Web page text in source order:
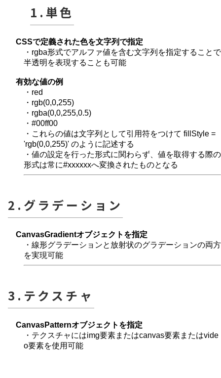
1.単色
CSSで定義された色を文字列で指定
・rgba形式でアルファ値を含む文字列を指定することで
半透明を表現することも可能
有効な値の例
・red
・rgb(0,0,255)
・rgba(0,0,255,0.5)
・#00ff00
・これらの値は文字列として引用符をつけて fillStyle =
'rgb(0,0,255)' のように記述する
・値の設定を行った形式に関わらず、値を取得する際の
形式は常に#xxxxxxへ変換されたものとなる
2.グラデーション
CanvasGradientオブジェクトを指定
・線形グラデーションと放射状のグラデーションの両方
を実現可能
3.テクスチャ
CanvasPatternオブジェクトを指定
・テクスチャにはimg要素またはcanvas要素またはvide
o要素を使用可能